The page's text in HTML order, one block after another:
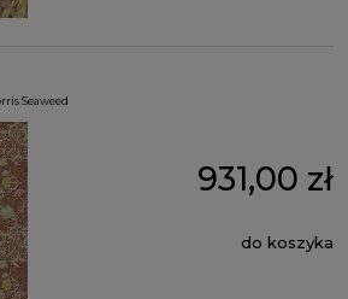
Seaweed
931,00 zł
do koszyka